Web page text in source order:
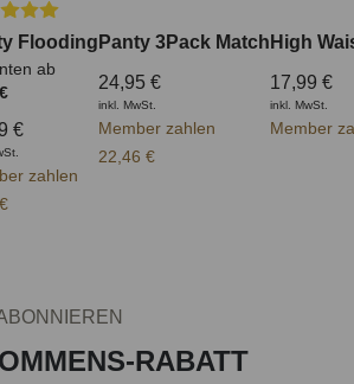
von 5 von 5 Sternen
Bewertung von 5 von 5
Flooding
ab
€
zahlen
Panty 3Pack Match
24,95 €
inkl. MwSt.
Member zahlen
22,46 €
High
17,99 €
inkl. MwSt.
Member
RABATT